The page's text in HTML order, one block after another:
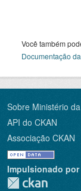
Você também
Documentação
Sobre Ministério
API do CKAN
Associação CKAN
Impulsionado por